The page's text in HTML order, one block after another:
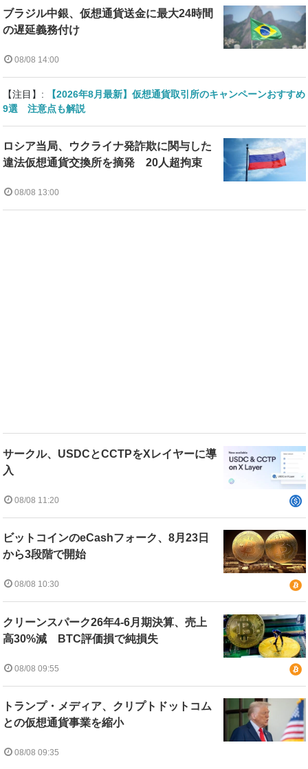
ブラジル中銀、仮想通貨送金に最大24時間
の遅延義務付け
08/08 14:00
【注目】:
【2026年8月最新】仮想通貨取引所のキャンペーンおすすめ
9選 注意点も解説
ロシア当局、ウクライナ発詐欺に関与した
違法仮想通貨交換所を摘発 20人超拘束
08/08 13:00
サークル、USDCとCCTPをXレイヤーに導
入
08/08 11:20
ビットコインのeCashフォーク、8月23日
から3段階で開始
08/08 10:30
クリーンスパーク26年4-6月期決算、売上
高30%減 BTC評価損で純損失
08/08 09:55
トランプ・メディア、クリプトドットコム
との仮想通貨事業を縮小
08/08 09:35